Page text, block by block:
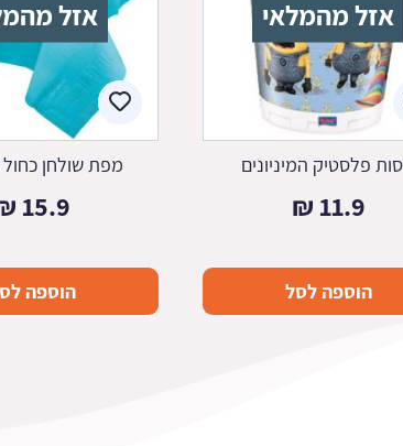
אזל מהמלאי
פלסטיק המיניונים
11.9
₪
הוספה לסל
אזל
מפת שולחן
15.9
הוספה